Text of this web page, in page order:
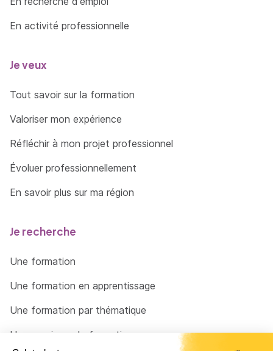
Habillage de texte
Création et modification de graphiques
IMAGES IMPORTÉES
Format de fichier et résolution, modèles,
En activité professionnelle
Je veux
Tout savoir sur la formation
Valoriser mon expérience
Réfléchir à mon projet professionnel
Évoluer professionnellement
En savoir plus sur ma région
Je recherche
Une formation
Une formation en apprentissage
Une formation par thématique
Un organisme de formation